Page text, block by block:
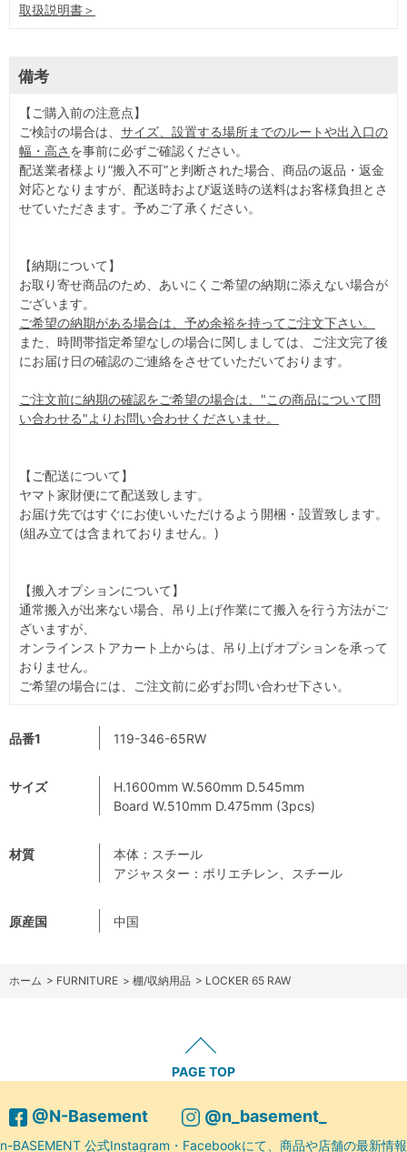
品番1 119-346-65RW
サイズ
H.1600mm W.560mm D.545mm
Board W.510mm D.475mm (3pcs)
材質
本体：スチール
アジャスター：ポリエチレン、スチール
原産国 中国
取扱説明書＞
備考
【ご購入前の注意点】
ご検討の場合は、 サイズ、設置する場所までのルートや出入口の
幅・高さ を事前に必ずご確認ください。
配送業者様より”搬入不可”と判断された場合、商品の返品・返金
対応となりますが、配送時および返送時の送料はお客様負担とさ
せていただきます。予めご了承ください。
【納期について】
お取り寄せ商品のため、あいにくご希望の納期に添えない場合が
ございます。
ご希望の納期がある場合は、予め余裕を持ってご注文下さい。
また、時間帯指定希望なしの場合に関しましては、ご注文完了後
にお届け日の確認のご連絡をさせていただいております。
ご注文前に納期の確認をご希望の場合は、"この商品について問
い合わせる"よりお問い合わせくださいませ。
【ご配送について】
ヤマト家財便にて配送致します。
お届け先ではすぐにお使いいただけるよう開梱・設置致します。
(組み立ては含まれておりません。)
【搬入オプションについて】
通常搬入が出来ない場合、吊り上げ作業にて搬入を行う方法がご
ざいますが、
オンラインストアカート上からは、吊り上げオプションを承って
おりません。
ご希望の場合には、ご注文前に必ずお問い合わせ下さい。
ホーム > FURNITURE > 棚/収納用品 > LOCKER 65 RAW
PAGE TOP
@N-Basement @n_basement_
n-BASEMENT 公式Instagram・Facebookにて、商品や店舗の最新情報